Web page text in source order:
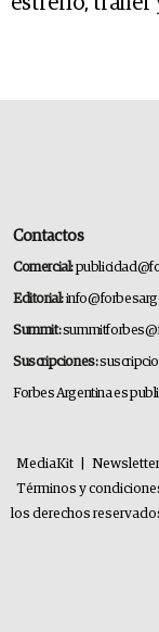
Contactos
Comercial:
Editorial:
Summit:
Suscripciones:
Forbes Argentina es
MediaKit Newsletter
Términos y
los derechos